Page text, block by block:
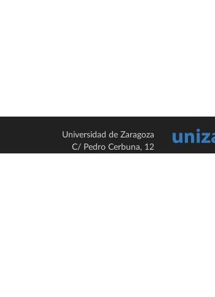
Universidad de Zaragoza
C/ Pedro Cerbuna, 12